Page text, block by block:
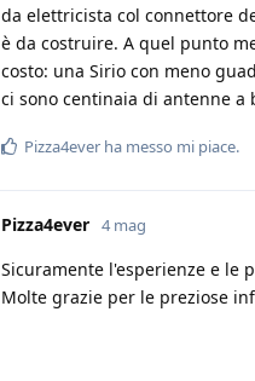
da elettricista col connettore
è da costruire. A quel punto
costo: una Sirio con meno
ci sono centinaia di antenne a
Pizza4ever ha messo mi piace.
Pizza4ever 4 mag
Sicuramente l'esperienze e le
Molte grazie per le preziose